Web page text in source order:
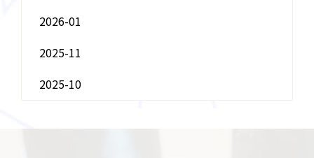
2026-01
2025-11
2025-10